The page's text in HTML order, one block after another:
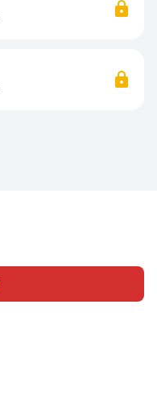
ਲਿਖੋ ਸਾਈਨ ਇਨ